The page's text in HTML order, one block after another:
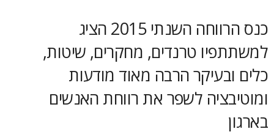
כנס הרווחה השנתי 2015 הציג
טרנדים, מחקרים, שיטות,
הרבה מאוד מודעות
לשפר את רווחת האנשים